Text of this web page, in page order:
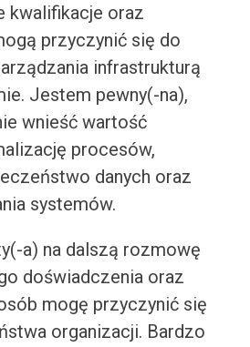
kwalifikacje oraz
przyczynić się do
infrastrukturą
Jestem pewny(-na),
wnieść wartość
procesów,
danych oraz
systemów.
a) na dalszą rozmowę
doświadczenia oraz
mogę przyczynić się
organizacji. Bardzo